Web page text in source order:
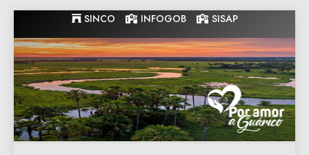
to
content
SINCO INFOGOB SISAP
Gobernacion
de Guarico
Gobernacion de Guarico